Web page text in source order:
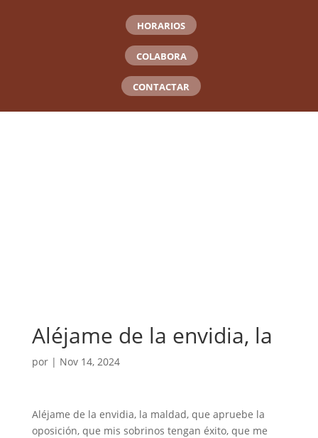
HORARIOS
COLABORA
CONTACTAR
Aléjame de la envidia, la
por | Nov 14, 2024
Aléjame de la envidia, la maldad, que apruebe la
oposición, que mis sobrinos tengan éxito, que me